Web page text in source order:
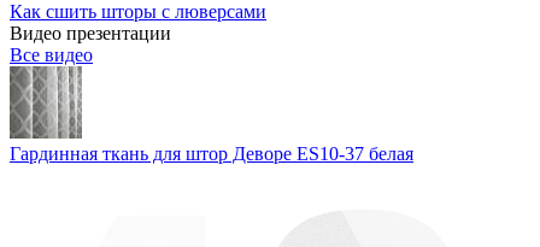
Как сшить шторы с люверсами
Видео презентации
Все видео
Гардинная ткань для штор Деворе ES10-37 белая